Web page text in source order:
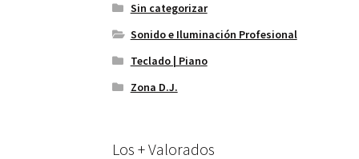
Sin categorizar
Sonido e Iluminación Profesional
Teclado | Piano
Zona D.J.
Los + Valorados